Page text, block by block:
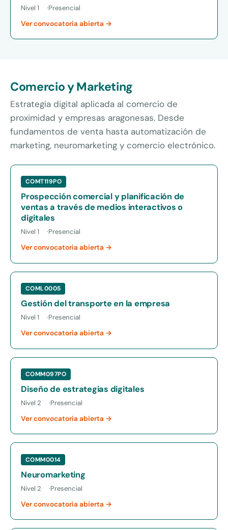
Nivel 1 Presencial
Ver convocatoria abierta →
Comercio y Marketing
Estrategia digital aplicada al comercio de
proximidad y empresas aragonesas. Desde
fundamentos de venta hasta automatización de
marketing, neuromarketing y comercio electrónico.
COMT119PO
Prospección comercial y planificación de
ventas a través de medios interactivos o
digitales
Nivel 1 Presencial
Ver convocatoria abierta →
COML0005
Gestión del transporte en la empresa
Nivel 1 Presencial
Ver convocatoria abierta →
COMM097PO
Diseño de estrategias digitales
Nivel 2 Presencial
Ver convocatoria abierta →
COMM0014
Neuromarketing
Nivel 2 Presencial
Ver convocatoria abierta →